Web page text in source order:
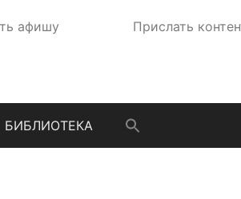
афишу Прислать
БИБЛИОТЕКА